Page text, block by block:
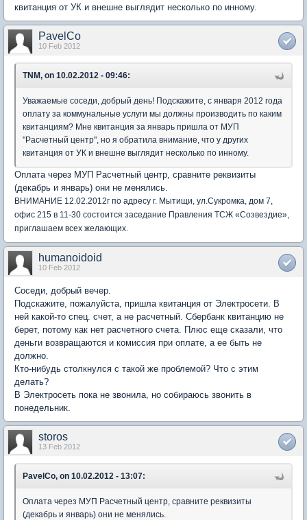
квитанция от УК и внешне выглядит несколько по инному.
PavelCo
10 Feb 2012
TNM, on 10.02.2012 - 09:46:
Уважаемые соседи, добрый день! Подскажите, с января 2012 года
оплату за коммунальные услуги мы должны производить по каким
квитанциям? Мне квитанция за январь пришла от МУП
"Расчетный центр", но я обратила внимание, что у других
квитанция от УК и внешне выглядит несколько по инному.
Оплата через МУП Расчетный центр, сравните реквизиты
(декабрь и январь) они не менялись.
ВНИМАНИЕ 12.02.2012г по адресу г. Мытищи, ул.Сукромка, дом 7,
офис 215 в 11-30 состоится заседание Правления ТСЖ «Созвездие»,
приглашаем всех желающих.
humanoidoid
10 Feb 2012
Соседи, добрый вечер.
Подскажите, пожалуйста, пришла квитанция от Электросети. В
ней какой-то спец. счет, а не расчетный. Сбербанк квитанцию не
берет, потому как нет расчетного счета. Плюс еще сказали, что
деньги возвращаются и комиссия при оплате, а ее быть не
должно.
Кто-нибудь столкнулся с такой же проблемой? Что с этим
делать?
В Электросеть пока не звонила, но собираюсь звонить в
понедельник.
storos
13 Feb 2012
PavelCo, on 10.02.2012 - 13:07:
Оплата через МУП Расчетный центр, сравните реквизиты
(декабрь и январь) они не менялись.